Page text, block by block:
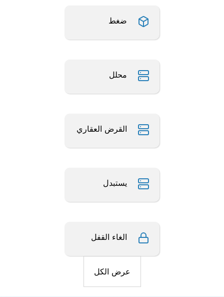
ضغط
محلل
القرض العقاري
يستبدل
الغاء القفل
عرض الكل